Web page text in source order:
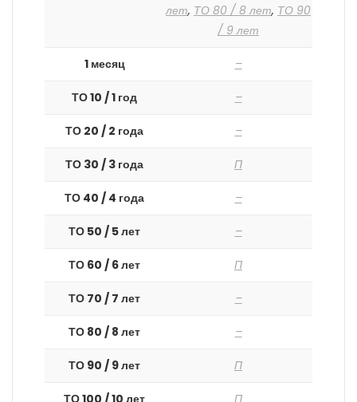
лет, ТО 80 / 8 лет, ТО 90
/ 9 лет
1 месяц –
ТО 10 / 1 год –
ТО 20 / 2 года –
ТО 30 / 3 года П
ТО 40 / 4 года –
ТО 50 / 5 лет –
ТО 60 / 6 лет П
ТО 70 / 7 лет –
ТО 80 / 8 лет –
ТО 90 / 9 лет П